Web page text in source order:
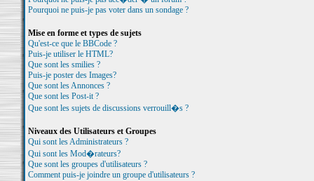
Pourquoi ne puis-je pas voter dans un sondage ?
Mise en forme et types de sujets
Qu'est-ce que le BBCode ?
Puis-je utiliser le HTML?
Que sont les smilies ?
Puis-je poster des Images?
Que sont les Annonces ?
Que sont les Post-it ?
Que sont les sujets de discussions verrouill�s ?
Niveaux des Utilisateurs et Groupes
Qui sont les Administrateurs ?
Qui sont les Mod�rateurs?
Que sont les groupes d'utilisateurs ?
Comment puis-je joindre un groupe d'utilisateurs ?